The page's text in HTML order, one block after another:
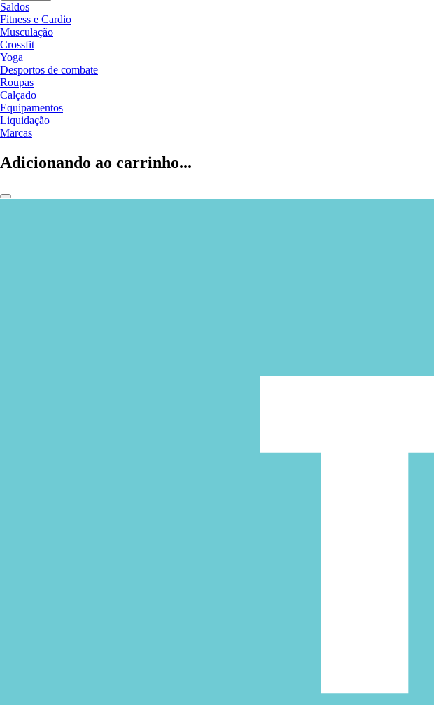
Saldos
Fitness e Cardio
Musculação
Crossfit
Yoga
Desportos de combate
Roupas
Calçado
Equipamentos
Liquidação
Marcas
Adicionando ao carrinho...